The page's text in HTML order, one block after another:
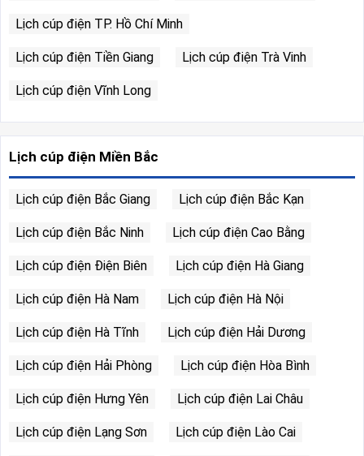
Lịch cúp điện TP. Hồ Chí Minh
Lịch cúp điện Tiền Giang Lịch cúp điện Trà Vinh
Lịch cúp điện Vĩnh Long
Lịch cúp điện Miền Bắc
Lịch cúp điện Bắc Giang Lịch cúp điện Bắc Kạn
Lịch cúp điện Bắc Ninh Lịch cúp điện Cao Bằng
Lịch cúp điện Điện Biên Lịch cúp điện Hà Giang
Lịch cúp điện Hà Nam Lịch cúp điện Hà Nội
Lịch cúp điện Hà Tĩnh Lịch cúp điện Hải Dương
Lịch cúp điện Hải Phòng Lịch cúp điện Hòa Bình
Lịch cúp điện Hưng Yên Lịch cúp điện Lai Châu
Lịch cúp điện Lạng Sơn Lịch cúp điện Lào Cai